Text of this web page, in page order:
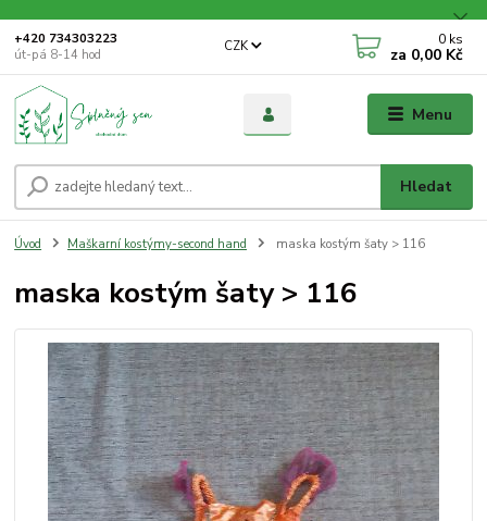
Menu
CZK
Hledat
+420 734303223
út-pá 8-14 hod
0 ks
za 0,00 Kč
Úvod Maškarní kostýmy-second hand maska kostým šaty > 116
maska kostým šaty > 116